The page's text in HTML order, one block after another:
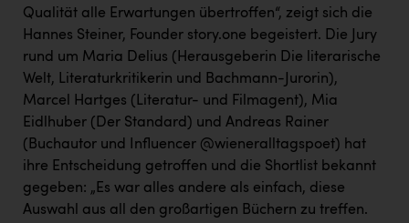
Maximarkt
Oldtimer Raststationen und Motorhotels
Österreichischer Kachelofenverband
Orlen
Passage Linz
PEZ
PÜSPÖK
Qualität alle Erwartungen übertroffen“, zeigt sich die
Hannes Steiner, Founder story.one begeistert. Die Jury
rund um Maria Delius (Herausgeberin Die literarische
Welt, Literaturkritikerin und Bachmann-Jurorin),
Marcel Hartges (Literatur- und Filmagent), Mia
Eidlhuber (Der Standard) und Andreas Rainer
(Buchautor und Influencer @wieneralltagspoet) hat
ihre Entscheidung getroffen und die Shortlist bekannt
gegeben: „Es war alles andere als einfach, diese
Auswahl aus all den großartigen Büchern zu treffen.